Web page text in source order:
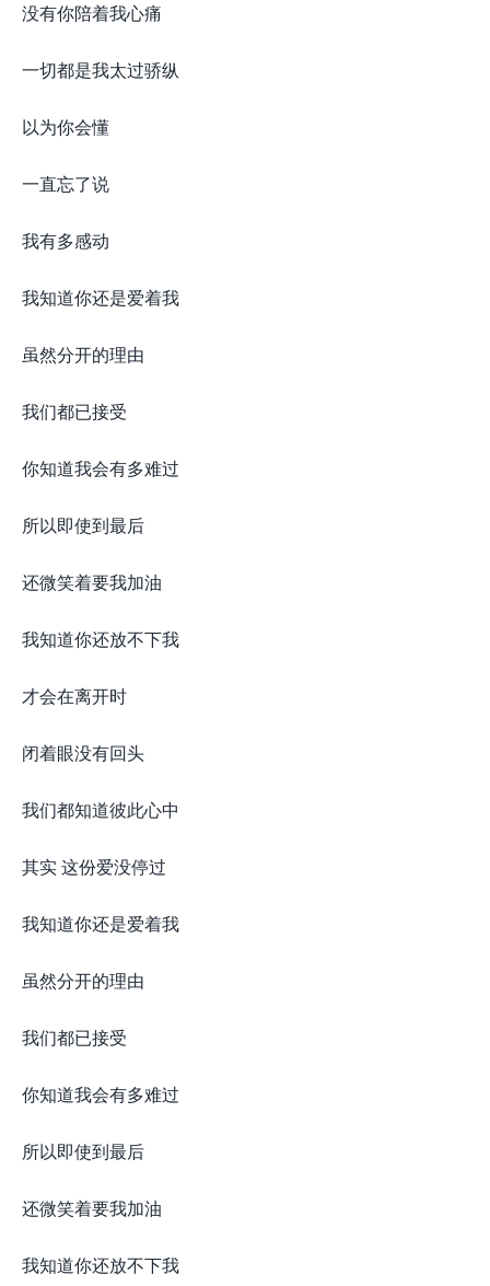
没有你陪着我心痛
一切都是我太过骄纵
以为你会懂
一直忘了说
我有多感动
我知道你还是爱着我
虽然分开的理由
我们都已接受
你知道我会有多难过
所以即使到最后
还微笑着要我加油
我知道你还放不下我
才会在离开时
闭着眼没有回头
我们都知道彼此心中
其实 这份爱没停过
我知道你还是爱着我
虽然分开的理由
我们都已接受
你知道我会有多难过
所以即使到最后
还微笑着要我加油
我知道你还放不下我